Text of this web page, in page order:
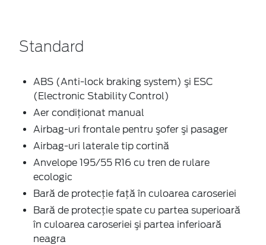
Standard
ABS (Anti-lock braking system) şi ESC
(Electronic Stability Control)
Aer condiţionat manual
Airbag-uri frontale pentru şofer şi pasager
Airbag-uri laterale tip cortină
Anvelope 195/55 R16 cu tren de rulare
ecologic
Bară de protecţie faţă în culoarea caroseriei
Bară de protecţie spate cu partea superioară
în culoarea caroseriei şi partea inferioară
neagra